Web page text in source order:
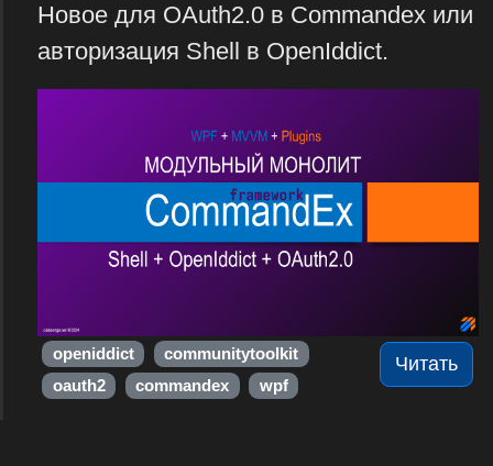
Новое для OAuth2.0 в Commandex или
авторизация Shell в OpenIddict.
Читать
openiddict
communitytoolkit
oauth2
commandex wpf